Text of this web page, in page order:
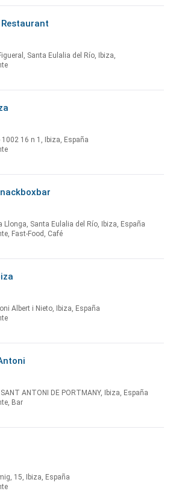
Restaurant
Santa Eulalia del Río, Ibiza,
16 n 1, Ibiza, España
Llonga, Santa Eulalia del Río, Ibiza, España
Fast-Food, Café
Albert i Nieto, Ibiza, España
ANTONI DE PORTMANY, Ibiza, España
Bar
15, Ibiza, España